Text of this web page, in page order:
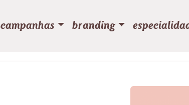
campanhas branding